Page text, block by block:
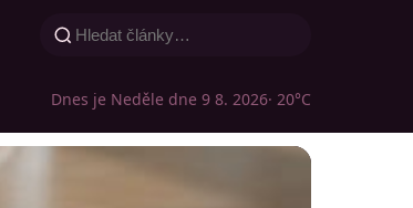
Dnes je Neděle dne 9 8. 2026· 20°C